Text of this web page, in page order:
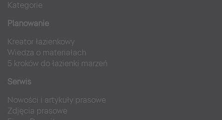
Kategorie
Planowanie
Kreator łazienkowy
Wiedza o materiałach
5 kroków do łazienki marzeń
Serwis
Nowości i artykuły prasowe
Zdjęcia prasowe